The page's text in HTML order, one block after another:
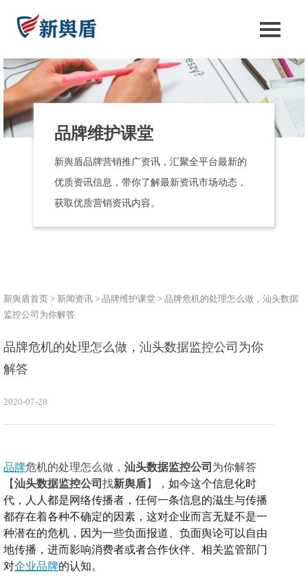
品牌维护课堂
新舆盾品牌营销推广资讯，汇聚全平台最新的
优质资讯信息，带你了解最新资讯市场动态，
获取优质营销资讯内容。
新舆盾首页 > 新闻资讯 > 品牌维护课堂 > 品牌危机的处理怎么做，汕头数据
监控公司为你解答
品牌危机的处理怎么做，汕头数据监控公司为你
解答
2020-07-28
品牌危机的处理怎么做， 汕头数据监控公司 为你解答
【汕头数据监控公司 找新舆盾】， 如今这个信息化时
代，人人都是网络传播者，任何一条信息的滋生与传播
都存在着各种不确定的因素，这对企业而言无疑不是一
种潜在的危机，因为一些负面报道、负面舆论可以自由
地传播，进而影响消费者或者合作伙伴、相关监管部门
对企业品牌的认知。